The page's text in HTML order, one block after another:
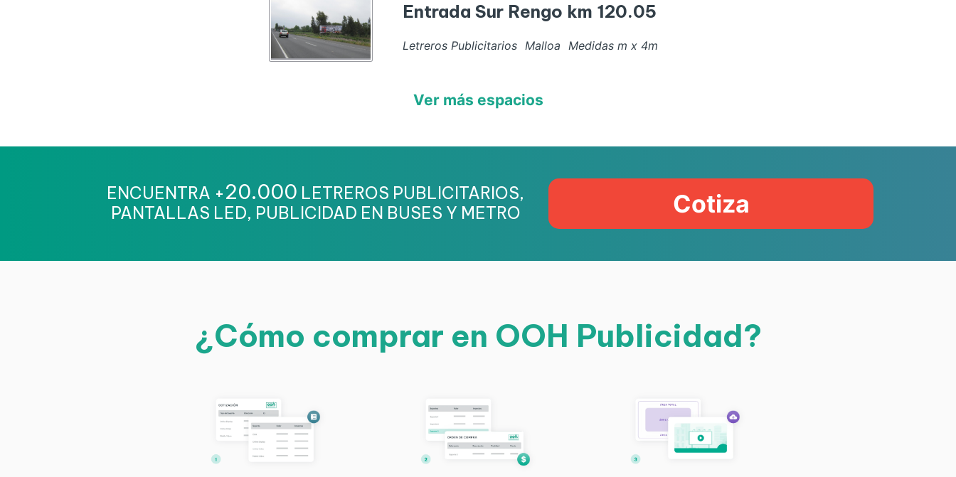
Entrada Sur Rengo km 120.05
Letreros Publicitarios Malloa Medidas m x 4m
Ver más espacios
ENCUENTRA +20.000 LETREROS PUBLICITARIOS,
PANTALLAS LED, PUBLICIDAD EN BUSES Y METRO
Cotiza
¿Cómo comprar en OOH Publicidad?